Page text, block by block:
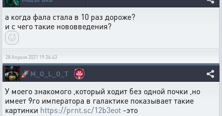
а когда фала стала в 10 раз дороже?
и с чего такие нововведения?
28 Апреля 2021 19:36:43
🚀M_O_L_O_T
У моего знакомого ,который ходит без одной почки ,но
имеет 9го императора в галактике показывает такие
картинки https://prnt.sc/12b3eot -это